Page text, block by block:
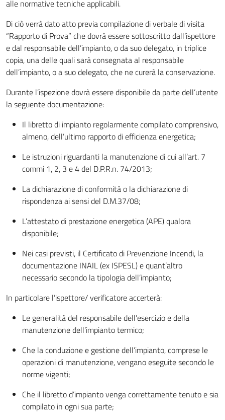
alle normative tecniche applicabili.
Di ciò verrà dato atto previa compilazione di verbale di visita
“Rapporto di Prova” che dovrà essere sottoscritto dall’ispettore
e dal responsabile dell’impianto, o da suo delegato, in triplice
copia, una delle quali sarà consegnata al responsabile
dell’impianto, o a suo delegato, che ne curerà la conservazione.
Durante l’ispezione dovrà essere disponibile da parte dell’utente
la seguente documentazione:
Il libretto di impianto regolarmente compilato comprensivo,
almeno, dell’ultimo rapporto di efficienza energetica;
Le istruzioni riguardanti la manutenzione di cui all’art. 7
commi 1, 2, 3 e 4 del D.P.R.n. 74/2013;
La dichiarazione di conformità o la dichiarazione di
rispondenza ai sensi del D.M.37/08;
L’attestato di prestazione energetica (APE) qualora
disponibile;
Nei casi previsti, il Certificato di Prevenzione Incendi, la
documentazione INAIL (ex ISPESL) e quant’altro
necessario secondo la tipologia dell’impianto;
In particolare l’ispettore/ verificatore accerterà:
Le generalità del responsabile dell’esercizio e della
manutenzione dell’impianto termico;
Che la conduzione e gestione dell’impianto, comprese le
operazioni di manutenzione, vengano eseguite secondo le
norme vigenti;
Che il libretto d’impianto venga correttamente tenuto e sia
compilato in ogni sua parte;